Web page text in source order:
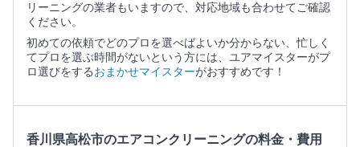
リーニングの業者もいますので、対応地域も合わせてご確認
ください。
初めての依頼でどのプロを選べばよいか分からない、忙しく
てプロを選ぶ時間がないという方には、ユアマイスターがプ
ロ選びをする おまかせマイスターがおすすめです！
香川県高松市のエアコンクリーニングの料金・費用